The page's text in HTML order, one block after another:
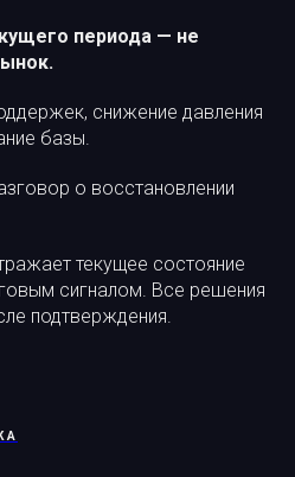
периода — не
снижение давления
базы.
о восстановлении
текущее состояние
сигналом. Все решения
подтверждения.